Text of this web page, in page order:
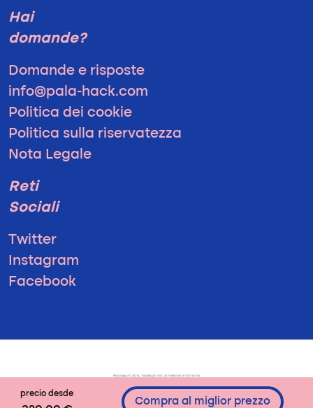
precio desde
Compra al miglior prezzo
Hai
domande?
Domande e risposte
info@pala-hack.com
Politica dei cookie
Politica sulla riservatezza
Nota Legale
Reti
Sociali
Twitter
Instagram
Facebook